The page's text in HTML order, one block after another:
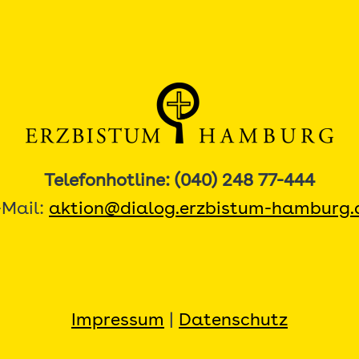
Telefonhotline: (040) 248 77-444
aktion@dialog.erzbistum-
Impressum Datenschutz